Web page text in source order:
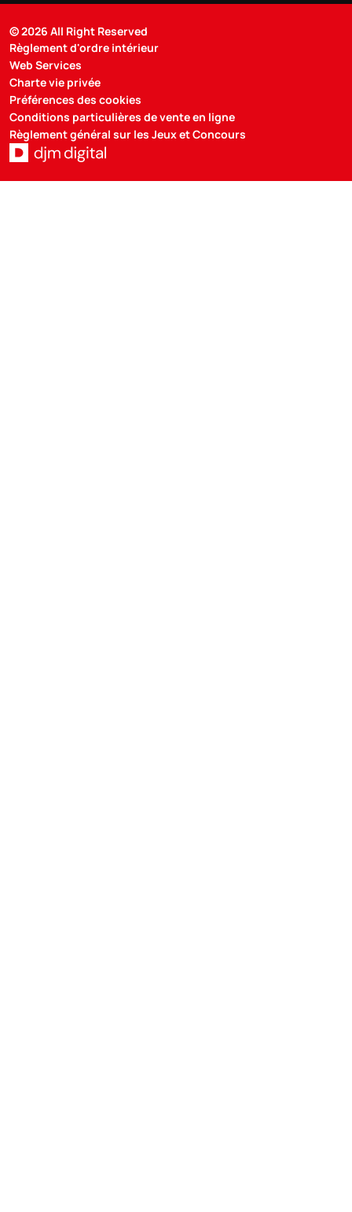
© 2026 All Right Reserved
Règlement d'ordre intérieur
Web Services
Charte vie privée
Préférences des cookies
Conditions particulières de vente en ligne
Règlement général sur les Jeux et Concours